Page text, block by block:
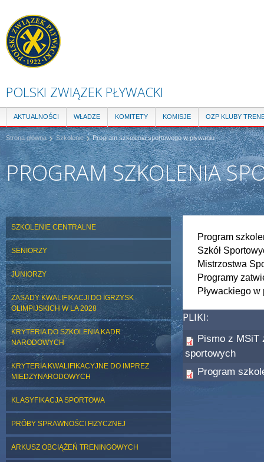
POLSKI ZWIĄZEK PŁYWACKI
AKTUALNOŚCI WŁADZE KOMITETY KOMISJE OZP KLUBY
Strona główna Szkolenie Program szkolenia sportowego w pływaniu
PROGRAM SZKOLENIA
SZKOLENIE CENTRALNE
SENIORZY
JUNIORZY
ZASADY KWALIFIKACJI DO IGRZYSK
OLIMPIJSKICH W LA 2028
KRYTERIA DO SZKOLENIA KADR
NARODOWYCH
KRYTERIA KWALIFIKACYJNE DO IMPREZ
MIEDZYNARODOWYCH
KLASYFIKACJA SPORTOWA
PRÓBY SPRAWNOŚCI FIZYCZNEJ
ARKUSZ OBCIĄŻEŃ TRENINGOWYCH
Program
Szkół
Mistrzostwa
Programy
Pływackiego
PLIKI:
Pismo z MSiT
sportowych
Program